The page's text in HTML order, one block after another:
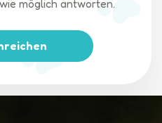
das Verletzungsrisiko zu
Designs Moderne
sich zu
als Einkaufswagen,
Verbrauchern an. (5)
möglich antworten.